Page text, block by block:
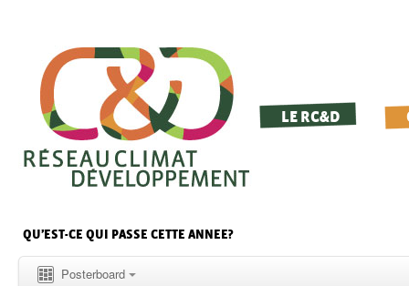
LE RC&D
QU’EST-CE QUI PASSE CETTE ANNEE?
Posterboard